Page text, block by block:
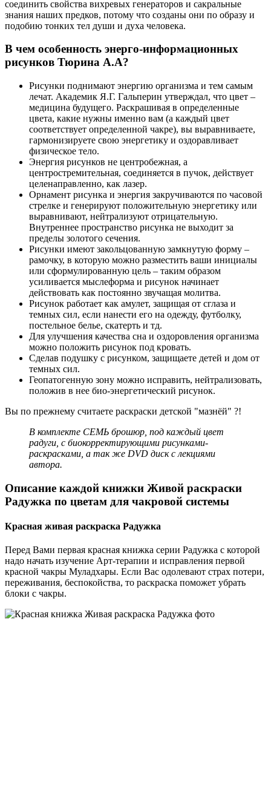
соединить свойства вихревых генераторов и сакральные
знания наших предков, потому что созданы они по образу и
подобию тонких тел души и духа человека.
В чем особенность энерго-информационных
рисунков Тюрина А.А?
Рисунки поднимают энергию организма и тем самым
лечат. Академик Я.Г. Гальперин утверждал, что цвет –
медицина будущего. Раскрашивая в определенные
цвета, какие нужны именно вам (а каждый цвет
соответствует определенной чакре), вы выравниваете,
гармонизируете свою энергетику и оздоравливает
физическое тело.
Энергия рисунков не центробежная, а
центростремительная, соединяется в пучок, действует
целенаправленно, как лазер.
Орнамент рисунка и энергия закручиваются по часовой
стрелке и генерируют положительную энергетику или
выравнивают, нейтрализуют отрицательную.
Внутреннее пространство рисунка не выходит за
пределы золотого сечения.
Рисунки имеют закольцованную замкнутую форму –
рамочку, в которую можно разместить ваши инициалы
или сформулированную цель – таким образом
усиливается мыслеформа и рисунок начинает
действовать как постоянно звучащая молитва.
Рисунок работает как амулет, защищая от сглаза и
темных сил, если нанести его на одежду, футболку,
постельное белье, скатерть и тд.
Для улучшения качества сна и оздоровления организма
можно положить рисунок под кровать.
Сделав подушку с рисунком, защищаете детей и дом от
темных сил.
Геопатогенную зону можно исправить, нейтрализовать,
положив в нее био-энергетический рисунок.
Вы по прежнему считаете раскраски детской "мазнёй" ?!
В комплекте СЕМЬ брошюр, под каждый цвет
радуги, с биокорректирующими рисунками-
раскрасками, а так же DVD диск с лекциями
автора.
Описание каждой книжки Живой раскраски
Радужка по цветам для чакровой системы
Красная живая раскраска Радужка
Перед Вами первая красная книжка серии Радужка с которой
надо начать изучение Арт-терапии и исправления первой
красной чакры Муладхары. Если Вас одолевают страх потери,
переживания, беспокойства, то раскраска поможет убрать
блоки с чакры.